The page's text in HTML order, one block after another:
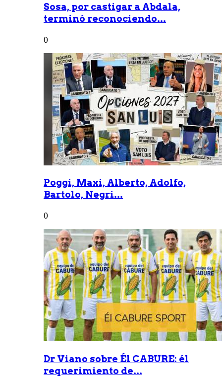
Sosa, por castigar a Abdala,
terminó reconociendo...
0
Poggi, Maxi, Alberto, Adolfo,
Bartolo, Negri...
0
Dr Viano sobre Él CABURE: él
requerimiento de...